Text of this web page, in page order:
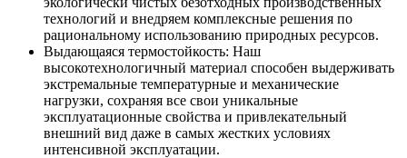
технологий и внедряем комплексные решения по
рациональному использованию природных ресурсов.
Выдающаяся термостойкость: Наш
высокотехнологичный материал способен выдерживать
экстремальные температурные и механические
нагрузки, сохраняя все свои уникальные
эксплуатационные свойства и привлекательный
внешний вид даже в самых жестких условиях
интенсивной эксплуатации.